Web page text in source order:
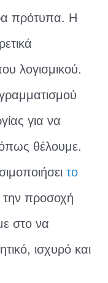
πρότυπα. Η
λογισμικού.
για να
όπως θέλουμε.
το
την προσοχή
στο να
ισχυρό και